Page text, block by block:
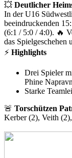
💥 Deutlicher
In der U16
beeindruckenden
(6:1 / 5:0 / 4:0). 🔥
das
⚡ Highlights
Drei Spieler
Phine
Starke
🚨 Torschützen
Kerber (2), Veith